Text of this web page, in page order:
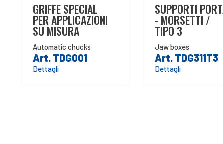
GRIFFE SPECIAL
PER APPLICAZIONI
SU MISURA
Automatic chucks
Art. TDG001
Dettagli
SUPPORTI
- MORSETTI /
TIPO 3
Jaw boxes
Art. TDG311T3
Dettagli